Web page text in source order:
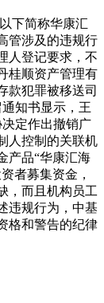
下简称华康汇
管涉及的违规行
人登记要求，不
桂顺资产管理有
款犯罪被移送司
知书显示，王
定作出撤销广
人控制的关联机
产品“华康汇海
者募集资金，
，而且机构员工
违规行为，中基
格和警告的纪律